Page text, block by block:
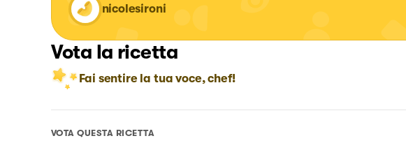
nicolesironi
Vota la ricetta
Fai sentire la tua voce, chef!
VOTA QUESTA RICETTA